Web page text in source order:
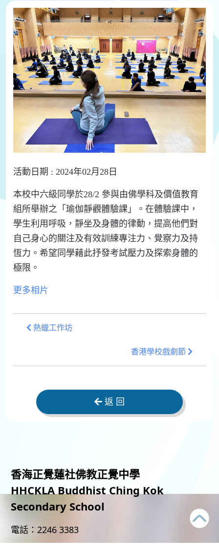
活動日期 : 2024年02月28日
本校中六級同學於28/2 參與由佛學科及價值教育
組所舉辦之「瑜伽靜觀體驗課」。在體驗課中，
學生利用呼吸，靜坐及身體的律動，提高他們對
自己身心的關注及有效訓練專注力、覺察力及持
恆力。希望同學藉此抒發考試壓力及探索身體的
極限。
更多相片
熱蠟工作坊
香港學校戲劇節
返 回
香海正覺蓮社佛教正覺中學
HHCKLA Buddhist Ching Kok
Secondary School
電話： 2246 3383